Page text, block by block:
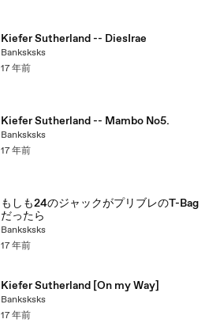
Kiefer Sutherland -- DiesIrae
Banksksks
17 年前
Kiefer Sutherland -- Mambo No5.
Banksksks
17 年前
もしも24のジャックがプリブレのT-Bag
だったら
Banksksks
17 年前
Kiefer Sutherland [On my Way]
Banksksks
17 年前